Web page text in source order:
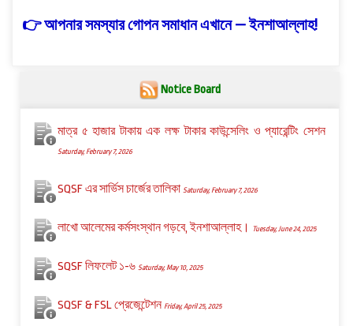
👉 আপনার সমস্যার গোপন সমাধান এখানে — ইনশাআল্লাহ!
Notice Board
মাত্র ৫ হাজার টাকায় এক লক্ষ টাকার কাউন্সেলিং ও প্যারেন্টিং সেশন
Saturday, February 7, 2026
SQSF এর সার্ভিস চার্জের তালিকা Saturday, February 7, 2026
লাখো আলেমের কর্মসংস্থান গড়বে, ইনশাআল্লাহ। Tuesday, June 24, 2025
SQSF লিফলেট ১-৬ Saturday, May 10, 2025
SQSF & FSL প্রেজেন্টেশন Friday, April 25, 2025